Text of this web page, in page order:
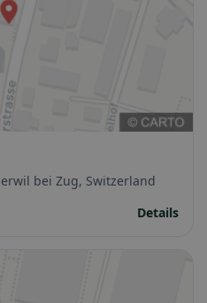
bei Zug, Switzerland
Details